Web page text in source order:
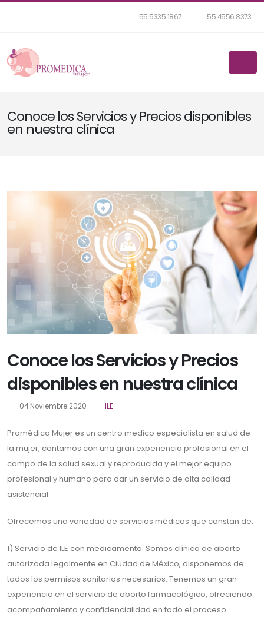
55 5335 1867 55 4556 8373
Conoce los Servicios y Precios disponibles
en nuestra clínica
Conoce los Servicios y Precios
disponibles en nuestra clínica
04 Noviembre 2020 ILE
Promédica Mujer es un centro medico especialista en salud de
la mujer, contamos con una gran experiencia profesional en el
campo de la salud sexual y reproducida y el mejor equipo
profesional y humano para dar un servicio de alta calidad
asistencial.
Ofrecemos una variedad de servicios médicos que constan de:
1) Servicio de ILE con medicamento. Somos clínica de aborto
autorizada legalmente en Ciudad de México, disponemos de
todos los permisos sanitarios necesarios. Tenemos un gran
experiencia en el servicio de aborto farmacológico, ofreciendo
acompañamiento y confidencialidad en todo el proceso.